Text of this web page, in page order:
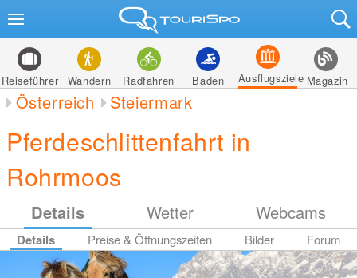
Reiseführer Wandern Radfahren Baden Ausflugsziele Magazin
Österreich Steiermark
Pferdeschlittenfahrt in
Rohrmoos
Details Wetter Webcams
Details Preise & Öffnungszeiten Bilder Forum